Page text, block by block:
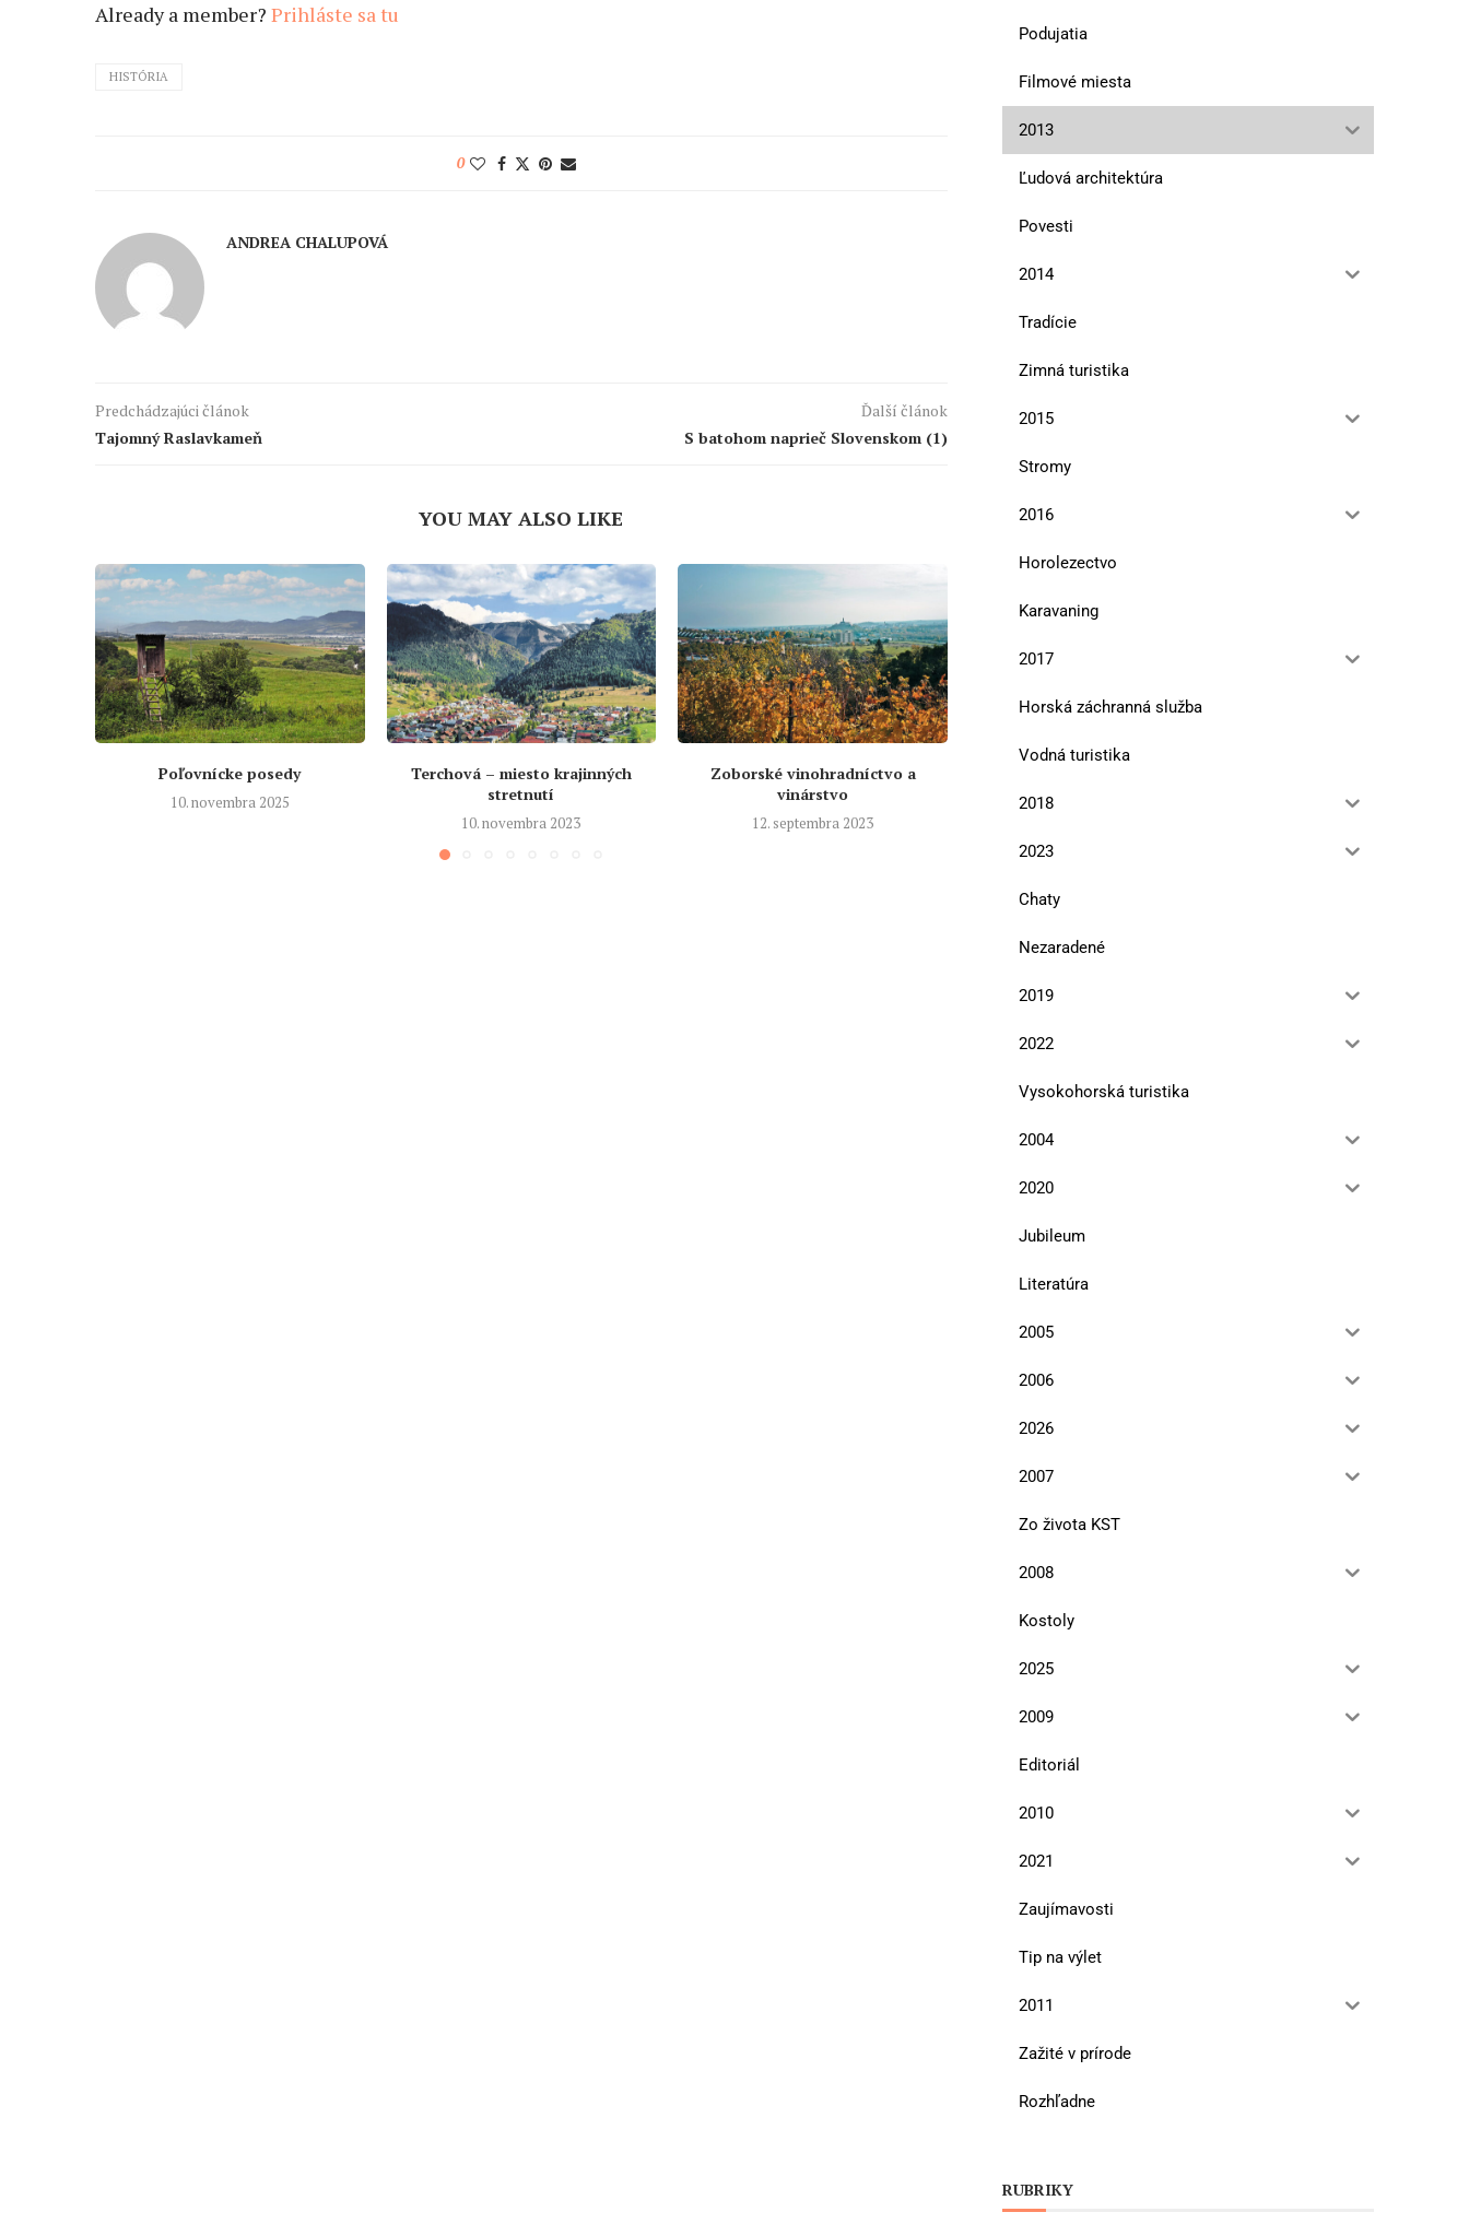
Already a member? Prihláste sa tu
HISTÓRIA
0
ANDREA CHALUPOVÁ
Predchádzajúci článok
Tajomný Raslavkameň
Ďalší článok
S batohom naprieč Slovenskom (1)
YOU MAY ALSO LIKE
Poľovnícke posedy
10. novembra 2025
Terchová – miesto krajinných
stretnutí
10. novembra 2023
Zoborské vinohradníctvo a
vinárstvo
12. septembra 2023
12. septembra 2023
Podujatia
Filmové miesta
2013
Ľudová architektúra
Povesti
2014
Tradície
Zimná turistika
2015
Stromy
2016
Horolezectvo
Karavaning
2017
Horská záchranná služba
Vodná turistika
2018
2023
Chaty
Nezaradené
2019
2022
Vysokohorská turistika
2004
2020
Jubileum
Literatúra
2005
2006
2026
2007
Zo života KST
2008
Kostoly
2025
2009
Editoriál
2010
2021
Zaujímavosti
Tip na výlet
2011
Zažité v prírode
Rozhľadne
RUBRIKY